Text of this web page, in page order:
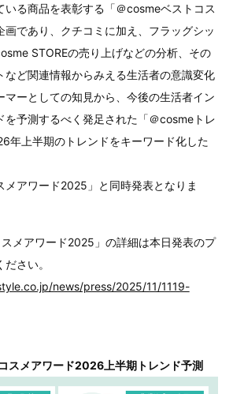
いる商品を表彰する「＠cosmeベストコス
画であり、クチコミに加え、フラッグシッ
STOREの売り上げなどの分析、その
など関連情報からみえる生活者の意識変化
マーとしての知見から、今後の生活者イン
を予測するべく発足された「＠cosmeトレ
年上半期のトレンドをキーワード化した
メアワード2025」と同時発表となりま
メアワード2025」の詳細は本日発表のプ
さい。
news/press/2025/11/1119-
スメアワード2026上半期トレンド予測